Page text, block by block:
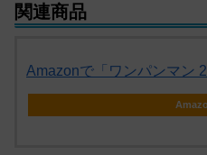
関連商品
Amazonで「ワンパンマン